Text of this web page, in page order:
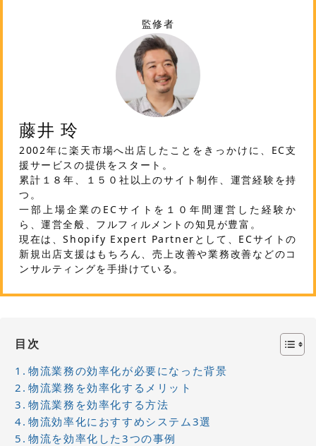
監修者
藤井 玲
2002年に楽天市場へ出店したことをきっかけに、EC支
援サービスの提供をスタート。
累計１８年、１５０社以上のサイト制作、運営経験を持
つ。
一部上場企業のECサイトを１０年間運営した経験か
ら、運営全般、フルフィルメントの知見が豊富。
現在は、Shopify Expert Partnerとして、ECサイトの
新規出店支援はもちろん、売上改善や業務改善などのコ
ンサルティングを手掛けている。
目次
物流業務の効率化が必要になった背景
物流業務を効率化するメリット
物流業務を効率化する方法
物流効率化におすすめシステム3選
物流を効率化した3つの事例